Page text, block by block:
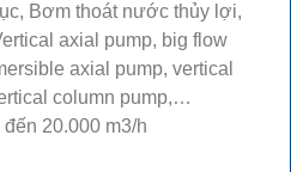
Bơm thoát nước thủy lợi,
axial pump, big flow
axial pump, vertical
column pump,…
20.000 m3/h